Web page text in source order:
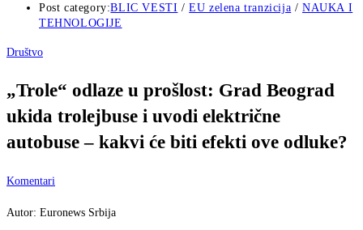
Post category:BLIC VESTI / EU zelena tranzicija / NAUKA I
TEHNOLOGIJE
Društvo
„Trole“ odlaze u prošlost: Grad Beograd
ukida trolejbuse i uvodi električne
autobuse – kakvi će biti efekti ove odluke?
Komentari
Autor: Euronews Srbija